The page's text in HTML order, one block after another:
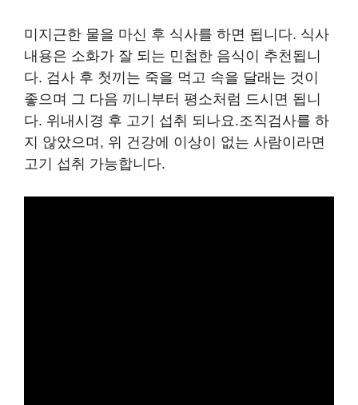
미지근한 물을 마신 후 식사를 하면 됩니다. 식사
내용은 소화가 잘 되는 민첩한 음식이 추천됩니
다. 검사 후 첫끼는 죽을 먹고 속을 달래는 것이
좋으며 그 다음 끼니부터 평소처럼 드시면 됩니
다. 위내시경 후 고기 섭취 되나요.조직검사를 하
지 않았으며, 위 건강에 이상이 없는 사람이라면
고기 섭취 가능합니다.